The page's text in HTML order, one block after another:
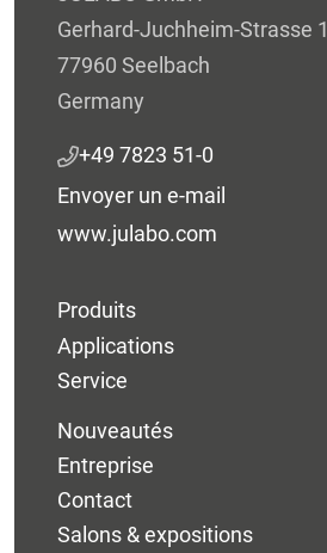
Gerhard-Juchheim-Strasse 1
77960 Seelbach
Germany
+49 7823 51-0
Envoyer un e-mail
www.julabo.com
Produits
Applications
Service
Nouveautés
Entreprise
Contact
Salons & expositions